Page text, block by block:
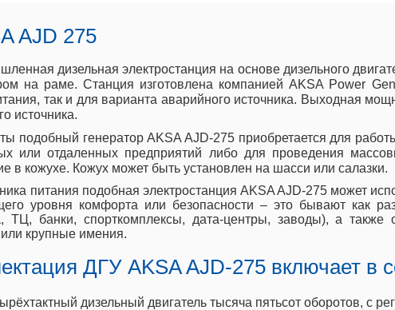
AJD 275
дизельная электростанция на основе дизельного
на раме. Станция изготовлена компанией AKSA Power
так и для варианта аварийного источника. Выходная
источника.
подобный генератор AKSA AJD-275 приобретается для
или отдаленных предприятий либо для проведения
в кожухе. Кожух может быть установлен на шасси или салазки.
питания подобная электростанция AKSA AJD-275 может
уровня комфорта или безопасности – это бывают как
ТЦ, банки, спорткомплексы, дата-центры, заводы), а
крупные имения.
ДГУ AKSA AJD-275 включает в
дизельный двигатель тысяча пятьсот оборотов, с